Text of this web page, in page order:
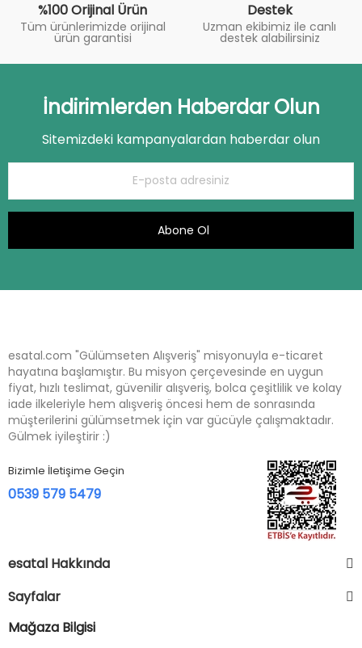
%100 Orijinal Ürün
Tüm ürünlerimizde orijinal
ürün garantisi
Destek
Uzman ekibimiz ile canlı
destek alabilirsiniz
İndirimlerden Haberdar Olun
Sitemizdeki kampanyalardan haberdar olun
Abone Ol
esatal.com "Gülümseten Alışveriş" misyonuyla e-ticaret
hayatına başlamıştır. Bu misyon çerçevesinde en uygun
fiyat, hızlı teslimat, güvenilir alışveriş, bolca çeşitlilik ve kolay
iade ilkeleriyle hem alışveriş öncesi hem de sonrasında
müşterilerini gülümsetmek için var gücüyle çalışmaktadır.
Gülmek iyileştirir :)
Bizimle İletişime Geçin
0539 579 5479
esatal Hakkında
Sayfalar
Mağaza Bilgisi